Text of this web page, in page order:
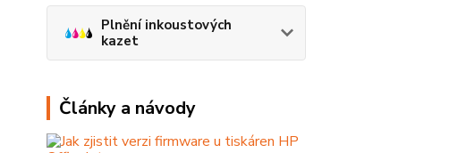
Plnění inkoustových
kazet
Články a návody